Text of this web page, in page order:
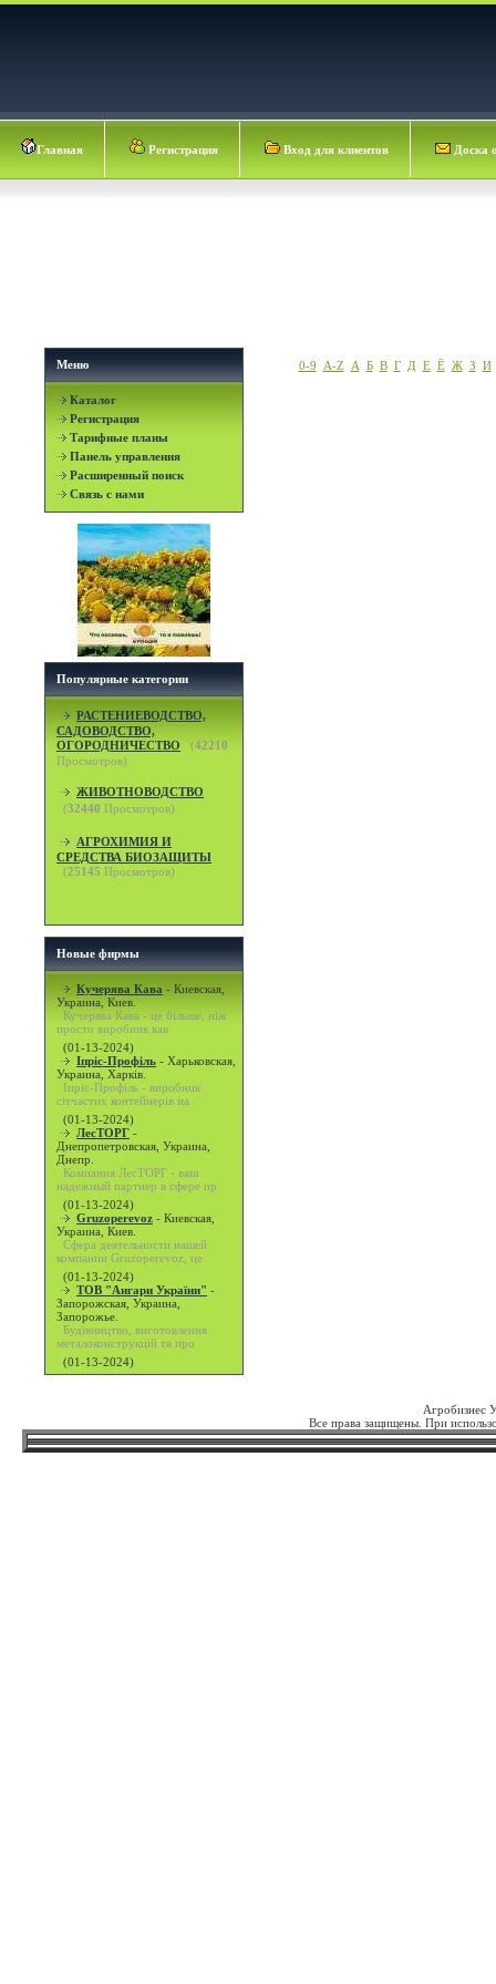
Главная Регистрация Вход для клиентов Доска
Меню
Каталог
Регистрация
Тарифные планы
Панель управления
Расширенный поиск
Связь с нами
Популярные категории
РАСТЕНИЕВОДСТВО,
САДОВОДСТВО,
ОГОРОДНИЧЕСТВО
(42210
Просмотров)
ЖИВОТНОВОДСТВО
(32440 Просмотров)
АГРОХИМИЯ И
СРЕДСТВА БИОЗАЩИТЫ
(25145 Просмотров)
Новые фирмы
Кучерява Кава - Киевская,
Украина, Киев.
Кучерява Кава - це більше, ніж
просто виробник кав
(01-13-2024)
Іпріс-Профіль - Харьковская,
Украина, Харків.
Іпріс-Профіль - виробник
сітчастих контейнерів на
(01-13-2024)
ЛесТОРГ -
Днепропетровская, Украина,
Днепр.
Компания ЛесТОРГ - ваш
надежный партнер в сфере пр
(01-13-2024)
Gruzoperevoz - Киевская,
Украина, Киев.
Сфера деятельности нашей
компании Gruzoperevoz, це
(01-13-2024)
ТОВ "Ангари України" -
Запорожская, Украина,
Запорожье.
Будівництво, виготовлення
металоконструкцій та про
(01-13-2024)
0-9 A-Z А Б В Г Д Е Ё Ж З И
Агробизнес
Все права защищены. При